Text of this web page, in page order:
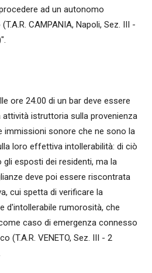
ad un autonomo
CAMPANIA, Napoli, Sez. III -
ore 24.00 di un bar deve essere
attività istruttoria sulla provenienza
immissioni sonore che ne sono la
loro effettiva intollerabilità: di ciò
esposti dei residenti, ma la
deve poi essere riscontrata
cui spetta di verificare la
d'intollerabile rumorosità, che
caso di emergenza connesso
(T.A.R. VENETO, Sez. III - 2